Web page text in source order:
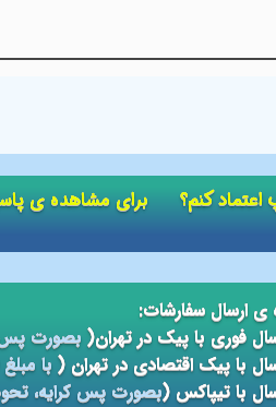
ی ارسال سفارشات:
بصورت پس
با مبلغ 89 هزار تومان، تحویل در بازه ی زمانی 5 الی
بصورت پس کرایه، تحویل در
اعتماد کنم؟ برای مشاهده ی